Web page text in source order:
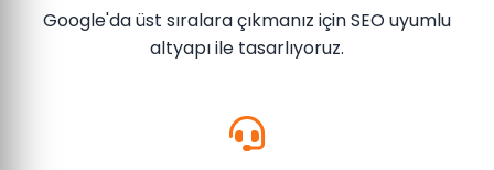
Google'da üst sıralara çıkmanız için SEO uyumlu
altyapı ile tasarlıyoruz.